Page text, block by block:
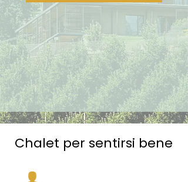
Chalet per sentirsi bene